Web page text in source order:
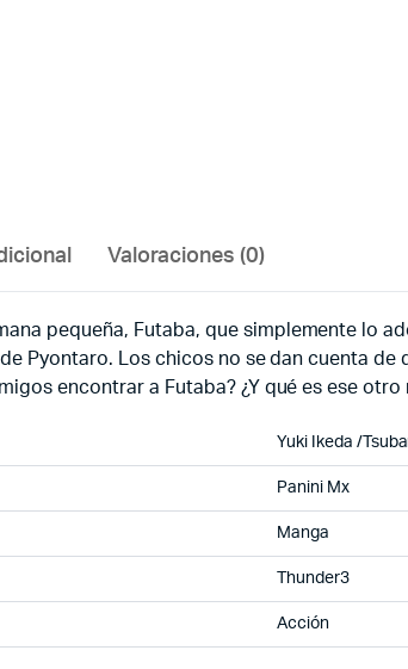
Valoraciones (0)
pequeña, Futaba, que simplemente lo
Pyontaro. Los chicos no se dan cuenta
encontrar a Futaba? ¿Y qué es ese
Yuki Ikeda /
Panini Mx
Manga
Thunder3
Acción